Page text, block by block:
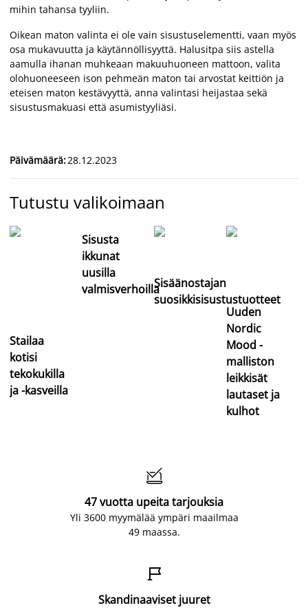
mihin tahansa tyyliin.
Oikean maton valinta ei ole vain sisustuselementti, vaan myös
osa mukavuutta ja käytännöllisyyttä. Halusitpa siis astella
aamulla ihanan muhkeaan makuuhuoneen mattoon, valita
olohuoneeseen ison pehmeän maton tai arvostat keittiön ja
eteisen maton kestävyyttä, anna valintasi heijastaa sekä
sisustusmakuasi että asumistyyliäsi.
Päivämäärä:28.12.2023
Tutustu valikoimaan
Stailaa
kotisi
tekokukilla
ja -kasveilla
Sisusta
ikkunat
uusilla
valmisverhoillaSisäänostajan
suosikkisisustustuotteet
Uuden
Nordic
Mood -
malliston
leikkisät
lautaset ja
kulhot

47 vuotta upeita tarjouksia
Yli 3600 myymälää ympäri maailmaa
49 maassa.

Skandinaaviset juuret